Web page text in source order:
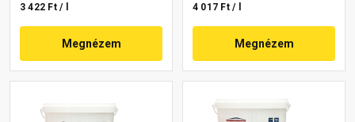
3 422 Ft / l
Megnézem
4 017 Ft / l
Megnézem